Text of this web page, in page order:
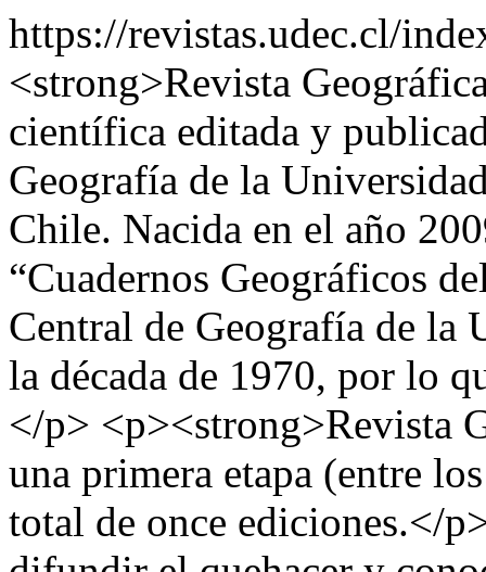
https://revistas.udec.cl/
<strong>Revista
científica editada y
Geografía de la
Chile. Nacida en el año
“Cuadernos Geográficos
Central de Geografía de la
la década de 1970, por lo
</p> <p><strong>Revista
una primera etapa (entre
total de once ediciones.</